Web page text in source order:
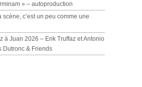
» – autoproduction
scène, c’est un peu comme une
à Juan 2026 – Erik Truffaz et Antonio
Dutronc & Friends